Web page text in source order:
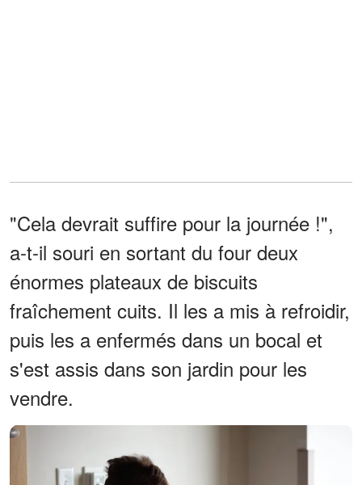
"Cela devrait suffire pour la journée !",
a-t-il souri en sortant du four deux
énormes plateaux de biscuits
fraîchement cuits. Il les a mis à refroidir,
puis les a enfermés dans un bocal et
s'est assis dans son jardin pour les
vendre.